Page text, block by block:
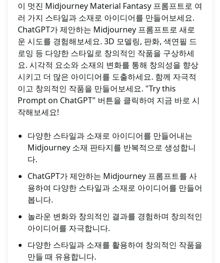
이 멋진 Midjourney Material Fantasy 프롬프트로 여
러 가지 스타일과 소재로 아이디어를 만들어보세요.
ChatGPT가 제안하는 Midjourney 프롬프트로 새로
운 시도를 경험해보세요. 3D 모델링, 판화, 색연필 드
로잉 등 다양한 스타일로 창의적인 작품을 구상하세
요. 시각적 요소와 소재의 변화를 통해 창의성을 향상
시키고 더 많은 아이디어를 도출하세요. 함께 자극적
이고 창의적인 작품을 만들어보세요. "Try this
Prompt on ChatGPT" 버튼을 클릭하여 지금 바로 시
작해보세요!
다양한 스타일과 소재로 아이디어를 만들어내는
Midjourney 소재 판타지를 반복적으로 생성합니
다.
ChatGPT가 제안하는 Midjourney 프롬프트를 사
용하여 다양한 스타일과 소재로 아이디어를 만들어
봅니다.
놀라운 변화와 창의적인 결과를 경험하며 창의적인
아이디어를 자극합니다.
다양한 스타일과 소재를 활용하여 창의적인 작품을
만들 때 유용합니다.